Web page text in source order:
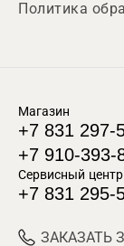
Политика
Магазин
+7 831 297-
+7 910-393-
Сервисный центр
+7 831 295-
ЗАКАЗАТЬ